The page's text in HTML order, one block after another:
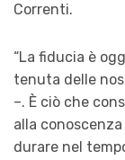
Correnti.
“La fiducia è
tenuta delle
–. È ciò che
alla
durare nel